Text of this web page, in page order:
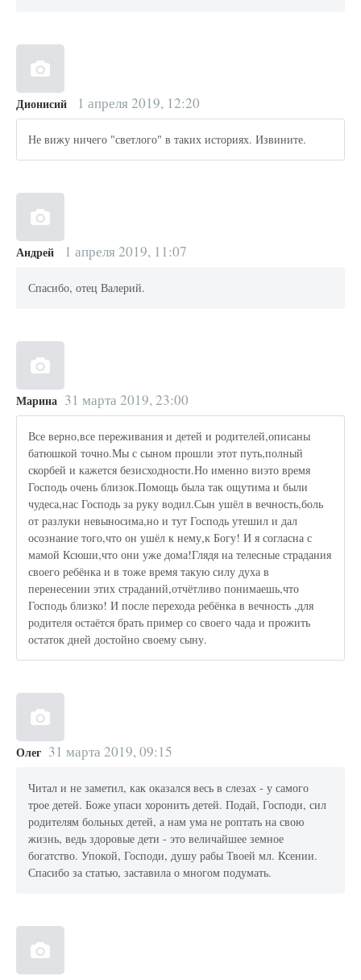
Дионисий 1 апреля 2019, 12:20
Не вижу ничего "светлого" в таких историях. Извините.
Андрей 1 апреля 2019, 11:07
Спасибо, отец Валерий.
Марина 31 марта 2019, 23:00
Все верно,все переживания и детей и родителей,описаны
батюшкой точно.Мы с сыном прошли этот путь,полный
скорбей и кажется безисходности.Но именно виэто время
Господь очень близок.Помощь была так ощутима и были
чудеса,нас Господь за руку водил.Сын ушёл в вечность,боль
от разлуки невыносима,но и тут Господь утешил и дал
осознание того,что он ушёл к нему,к Богу! И я согласна с
мамой Ксюши,что они уже дома!Глядя на телесные страдания
своего ребёнка и в тоже время такую силу духа в
перенесении этих страданий,отчётливо понимаешь,что
Господь близко! И после перехода ребёнка в вечность ,для
родителя остаётся брать пример со своего чада и прожить
остаток дней достойно своему сыну.
Олег 31 марта 2019, 09:15
Читал и не заметил, как оказался весь в слезах - у самого
трое детей. Боже упаси хоронить детей. Подай, Господи, сил
родителям больных детей, а нам ума не роптать на свою
жизнь, ведь здоровые дети - это величайшее земное
богатство. Упокой, Господи, душу рабы Твоей мл. Ксении.
Спасибо за статью, заставила о многом подумать.